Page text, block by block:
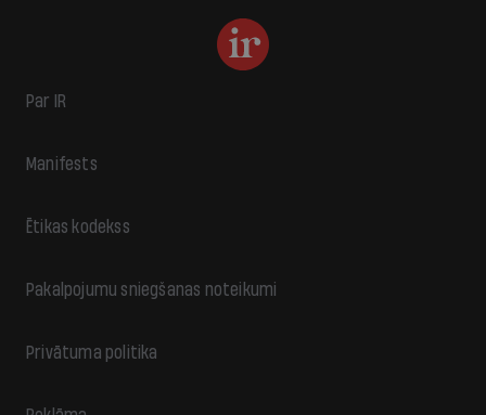
Par IR
Manifests
Ētikas kodekss
Pakalpojumu sniegšanas noteikumi
Privātuma politika